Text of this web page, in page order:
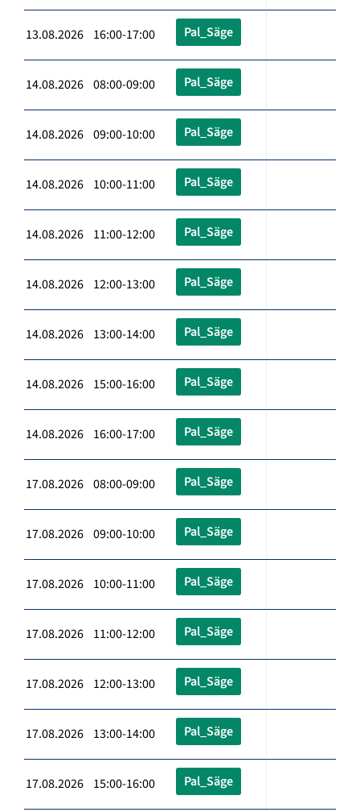
13.08.2026 16:00-17:00 Pal_Säge
14.08.2026 08:00-09:00 Pal_Säge
14.08.2026 09:00-10:00 Pal_Säge
14.08.2026 10:00-11:00 Pal_Säge
14.08.2026 11:00-12:00 Pal_Säge
14.08.2026 12:00-13:00 Pal_Säge
14.08.2026 13:00-14:00 Pal_Säge
14.08.2026 15:00-16:00 Pal_Säge
14.08.2026 16:00-17:00 Pal_Säge
17.08.2026 08:00-09:00 Pal_Säge
17.08.2026 09:00-10:00 Pal_Säge
17.08.2026 10:00-11:00 Pal_Säge
17.08.2026 11:00-12:00 Pal_Säge
17.08.2026 12:00-13:00 Pal_Säge
17.08.2026 13:00-14:00 Pal_Säge
17.08.2026 15:00-16:00 Pal_Säge